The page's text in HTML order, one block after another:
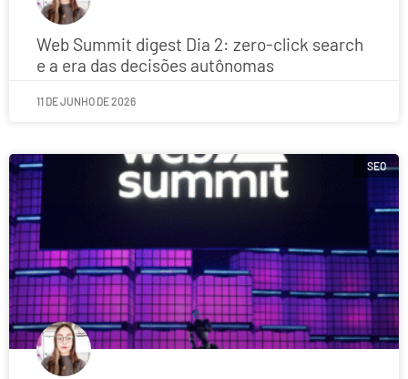
Web Summit digest Dia 2: zero-click search
e a era das decisões autônomas
11 DE JUNHO DE 2026
SEO